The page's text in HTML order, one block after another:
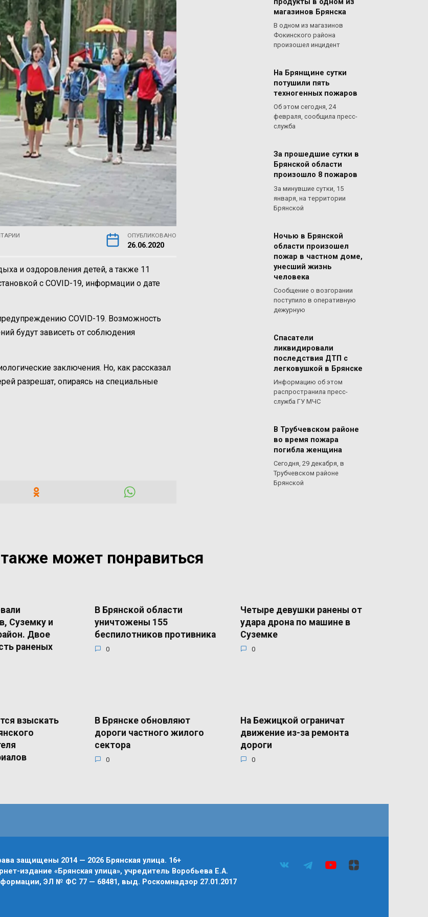
ОПУБЛИКОВАНО
26.06.2020
и оздоровления детей, а также 11
с COVID-19, информации о дате
COVID-19. Возможность
будут зависеть от соблюдения
заключения. Но, как рассказал
разрешат, опираясь на специальные
продукты в одном из
магазинов Брянска
В одном из магазинов
Фокинского района
произошел инцидент
На Брянщине сутки
потушили пять
техногенных пожаров
Об этом сегодня, 24
февраля, сообщила пресс-
служба
За прошедшие сутки в
Брянской области
произошло 8 пожаров
За минувшие сутки, 15
января, на территории
Брянской
Ночью в Брянской
области произошел
пожар в частном доме,
унесший жизнь
человека
Сообщение о возгорании
поступило в оперативную
дежурную
Спасатели
ликвидировали
последствия ДТП с
легковушкой в Брянске
Информацию об этом
распространила пресс-
служба ГУ МЧС
В Трубчевском районе
во время пожара
погибла женщина
Сегодня, 29 декабря, в
Трубчевском районе
Брянской
может понравиться
Суземку и
Двое
раненых
В Брянской области
уничтожены 155
беспилотников противника
0
Четыре девушки ранены от
удара дрона по машине в
Суземке
0
взыскать
В Брянске обновляют
дороги частного жилого
сектора
0
На Бежицкой ограничат
движение из-за ремонта
дороги
0
защищены 2014 — 2026 Брянская улица. 16+
издание «Брянская улица», учредитель Воробьева Е.А.
ЭЛ № ФС 77 — 68481, выд. Роскомнадзор 27.01.2017